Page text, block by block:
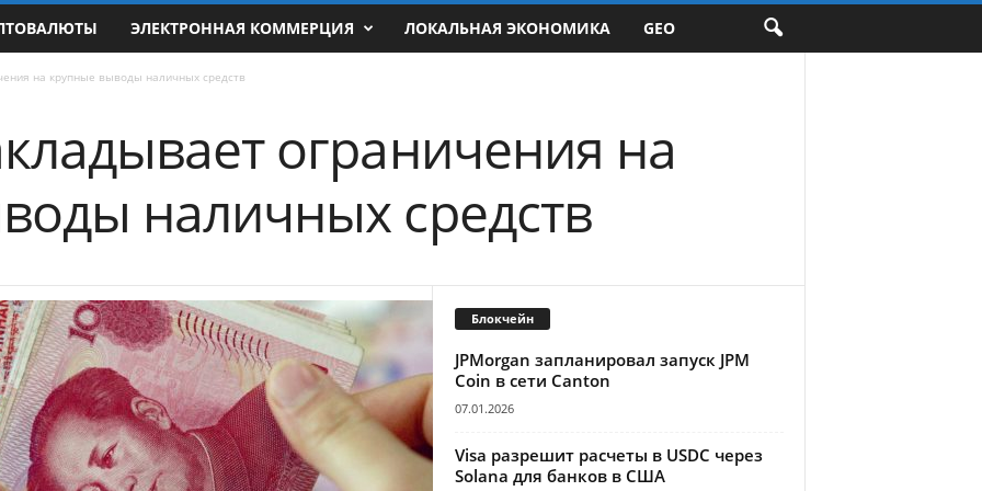
ЭЛЕКТРОННАЯ КОММЕРЦИЯ ЛОКАЛЬНАЯ ЭКОНОМИКА GEO
на крупные выводы наличных средств
ограничения на
наличных средств
Блокчейн
JPMorgan запланировал запуск JPM
Coin в сети Canton
07.01.2026
Visa разрешит расчеты в USDC через
Solana для банков в США